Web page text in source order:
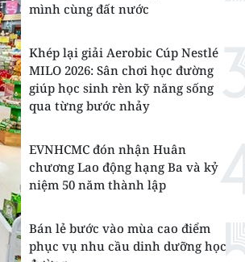
mình cùng đất nước
Khép lại giải Aerobic Cúp Nestlé
MILO 2026: Sân chơi học đường
giúp học sinh rèn kỹ năng sống
qua từng bước nhảy
EVNHCMC đón nhận Huân
chương Lao động hạng Ba và kỷ
niệm 50 năm thành lập
Bán lẻ bước vào mùa cao điểm
phục vụ nhu cầu dinh dưỡng học